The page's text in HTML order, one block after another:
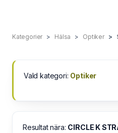
Kategorier Hälsa Optiker
Vald kategori: Optiker
Resultat nära: CIRCLE K